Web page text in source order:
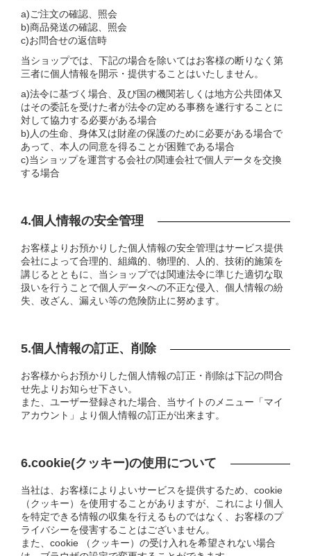
a)ご注文の確認、照会
b)商品発送の確認、照会
c)お問合せの返信時
当ショップでは、下記の場合を除いてはお客様の断りなく第
三者に個人情報を開示・提供することはいたしません。
a)法令に基づく場合、及び国の機関若しくは地方公共団体又
はその委託を受けた者が法令の定める事務を遂行することに
対して協力する必要がある場合
b)人の生命、身体又は財産の保護のために必要がある場合で
あって、本人の同意を得ることが困難である場合
c)当ショップを運営する会社の関連会社で個人データを交換
する場合
4.個人情報の安全管理
お客様よりお預かりした個人情報の安全管理はサービス提供
会社によって合理的、組織的、物理的、人的、技術的施策を
講じるとともに、当ショップでは関連法令に準じた適切な取
扱いを行うことで個人データへの不正な侵入、個人情報の紛
失、改ざん、漏えい等の危険防止に努めます。
5.個人情報の訂正、削除
お客様からお預かりした個人情報の訂正・削除は下記の問合
せ先よりお知らせ下さい。
また、ユーザー登録された場合、当サイトのメニュー「マイ
アカウント」より個人情報の訂正が出来ます。
6.cookie(クッキー)の使用について
当社は、お客様によりよいサービスを提供するため、cookie
（クッキー）を使用することがありますが、これにより個人
を特定できる情報の収集を行えるものではなく、お客様のプ
ライバシーを侵害することはございません。
また、cookie （クッキー）の受け入れを希望されない場合